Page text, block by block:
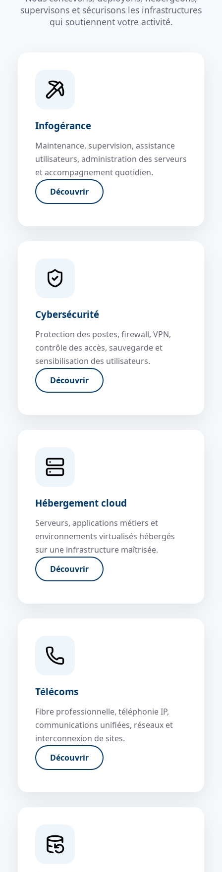
supervisons et sécurisons les infrastructures
qui soutiennent votre activité.
Infogérance
Maintenance, supervision, assistance
utilisateurs, administration des serveurs
et accompagnement quotidien.
Découvrir
Cybersécurité
Protection des postes, firewall, VPN,
contrôle des accès, sauvegarde et
sensibilisation des utilisateurs.
Découvrir
Hébergement cloud
Serveurs, applications métiers et
environnements virtualisés hébergés
sur une infrastructure maîtrisée.
Découvrir
Télécoms
Fibre professionnelle, téléphonie IP,
communications unifiées, réseaux et
interconnexion de sites.
Découvrir